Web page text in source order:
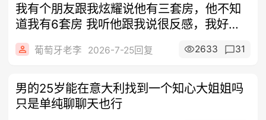
我有个朋友跟我炫耀说他有三套房，他不知
道我有6套房 我听他跟我说很反感，我好讨
厌
葡萄牙老李 2026-7-25回复 2633 31
男的25岁能在意大利找到一个知心大姐姐吗
只是单纯聊聊天也行